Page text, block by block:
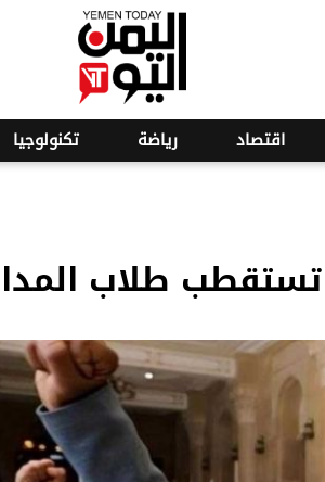
اقتصاد رياضة تكنولوجيا
تستقطب طلاب